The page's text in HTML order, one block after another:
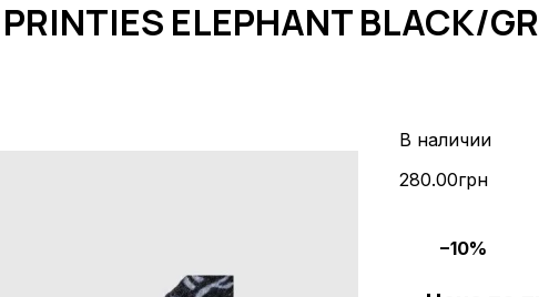
ELEPHANT BLACK/
280.00грн
−10%